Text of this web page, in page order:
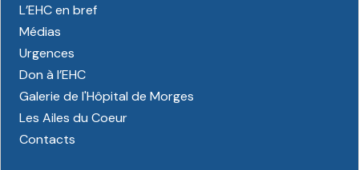
L’EHC en bref
Médias
Urgences
Don à l’EHC
Galerie de l'Hôpital de Morges
Les Ailes du Coeur
Contacts